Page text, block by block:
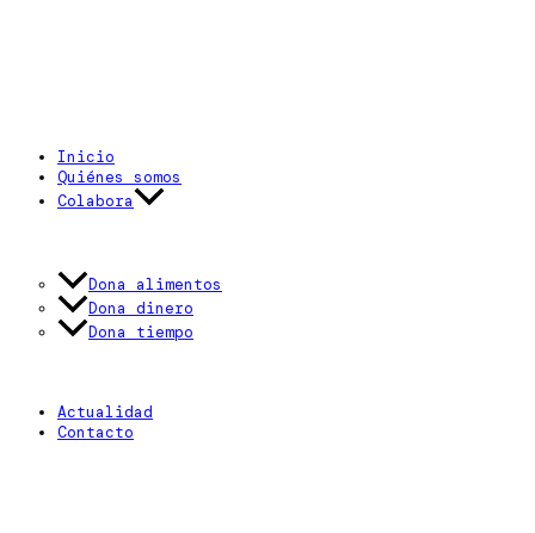
Inicio
Quiénes somos
Colabora
Dona alimentos
Dona dinero
Dona tiempo
Actualidad
Contacto